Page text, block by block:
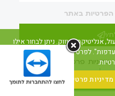
הפרטיות באתר
י
מדיניות פרטיות
הצהרת נגישות
לאתר קומקס ברומנית
אנליטיקה ושיווק. ניתן לבחור אילו
לפרטים ראו את מדיניות
מדיניות פרטיות